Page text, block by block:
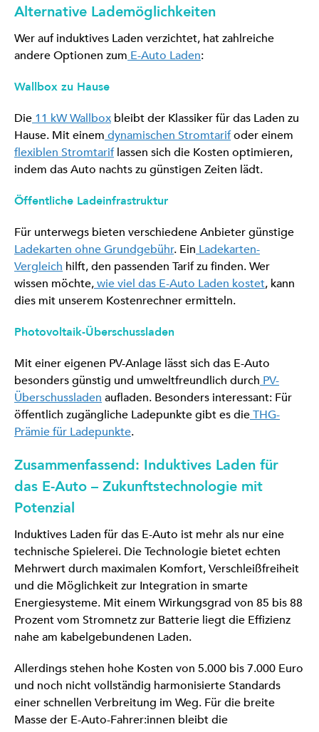
Alternative Lademöglichkeiten
Wer auf induktives Laden verzichtet, hat zahlreiche
andere Optionen zum E-Auto Laden:
Wallbox zu Hause
Die 11 kW Wallbox bleibt der Klassiker für das Laden zu
Hause. Mit einem dynamischen Stromtarifoder einem
flexiblen Stromtariflassen sich die Kosten optimieren,
indem das Auto nachts zu günstigen Zeiten lädt.
Öffentliche Ladeinfrastruktur
Für unterwegs bieten verschiedene Anbieter günstige
Ladekarten ohne Grundgebühr. Ein Ladekarten-
Vergleich hilft, den passenden Tarif zu finden. Wer
wissen möchte,wie viel das E-Auto Laden kostet, kann
dies mit unserem Kostenrechner ermitteln.
Photovoltaik-Überschussladen
Mit einer eigenen PV-Anlage lässt sich das E-Auto
besonders günstig und umweltfreundlich durch PV-
Überschussladen aufladen. Besonders interessant: Für
öffentlich zugängliche Ladepunkte gibt es dieTHG-
Prämie für Ladepunkte.
Zusammenfassend: Induktives Laden für
das E-Auto – Zukunftstechnologie mit
Potenzial
Induktives Laden für das E-Auto ist mehr als nur eine
technische Spielerei. Die Technologie bietet echten
Mehrwert durch maximalen Komfort, Verschleißfreiheit
und die Möglichkeit zur Integration in smarte
Energiesysteme. Mit einem Wirkungsgrad von 85 bis 88
Prozent vom Stromnetz zur Batterie liegt die Effizienz
nahe am kabelgebundenen Laden.
Allerdings stehen hohe Kosten von 5.000 bis 7.000 Euro
und noch nicht vollständig harmonisierte Standards
einer schnellen Verbreitung im Weg. Für die breite
Masse der E-Auto-Fahrer:innen bleibt die